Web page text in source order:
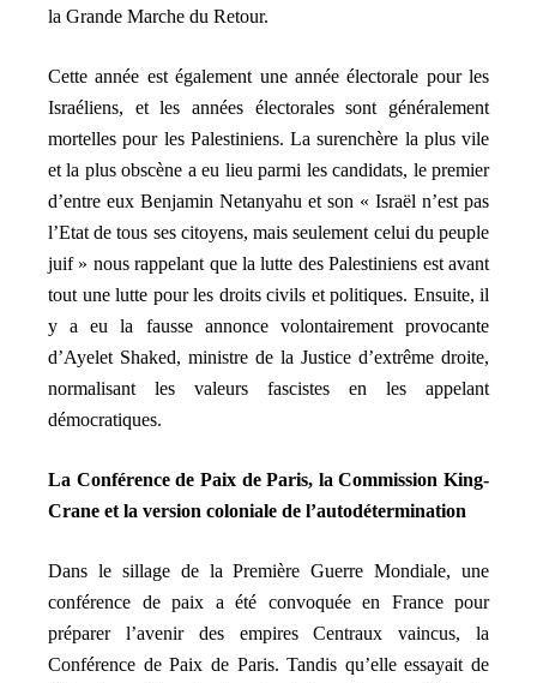
la Grande Marche du Retour.
Cette année est également une année électorale pour les
Israéliens, et les années électorales sont généralement
mortelles pour les Palestiniens. La surenchère la plus vile
et la plus obscène a eu lieu parmi les candidats, le premier
d’entre eux Benjamin Netanyahu et son « Israël n’est pas
l’Etat de tous ses citoyens, mais seulement celui du peuple
juif » nous rappelant que la lutte des Palestiniens est avant
tout une lutte pour les droits civils et politiques. Ensuite, il
y a eu la fausse annonce volontairement provocante
d’Ayelet Shaked, ministre de la Justice d’extrême droite,
normalisant les valeurs fascistes en les appelant
démocratiques.
La Conférence de Paix de Paris, la Commission King-
Crane et la version coloniale de l’autodétermination
Dans le sillage de la Première Guerre Mondiale, une
conférence de paix a été convoquée en France pour
préparer l’avenir des empires Centraux vaincus, la
Conférence de Paix de Paris. Tandis qu’elle essayait de